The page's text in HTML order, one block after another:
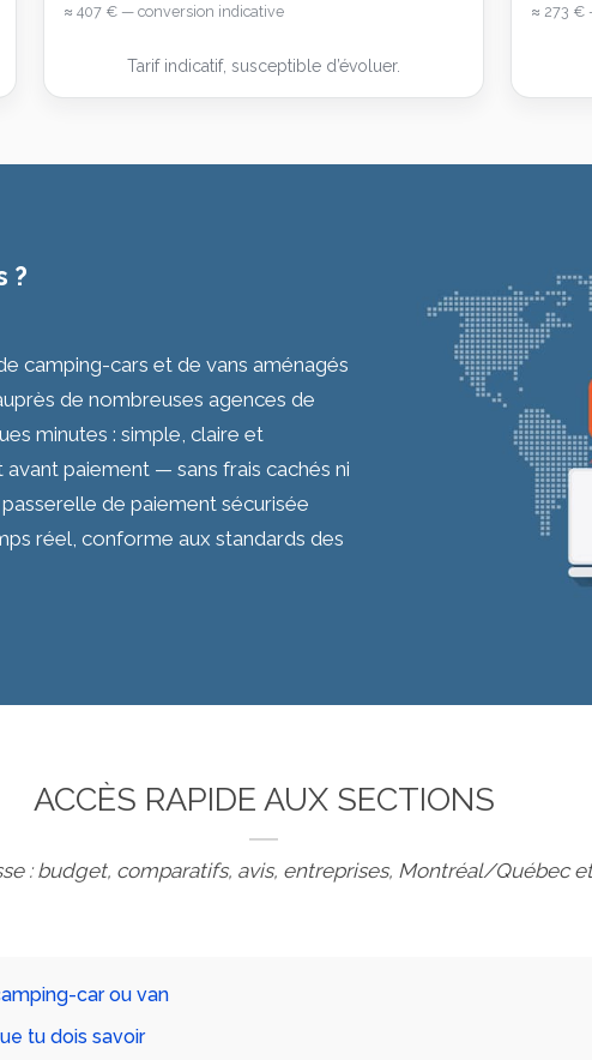
≈ 407 € — conversion indicative
Tarif indicatif, susceptible d’évoluer.
≈ 273 €
?
camping-cars et de vans aménagés
de nombreuses agences de
minutes : simple, claire et
paiement — sans frais cachés ni
de paiement sécurisée
réel, conforme aux standards des
ACCÈS RAPIDE AUX SECTIONS
: budget, comparatifs, avis, entreprises, Montréal/Québec
car ou van
tu dois savoir